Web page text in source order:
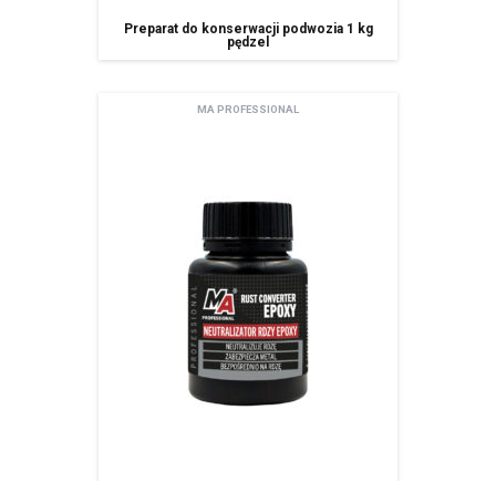
Preparat do konserwacji podwozia 1 kg
pędzel
MA PROFESSIONAL